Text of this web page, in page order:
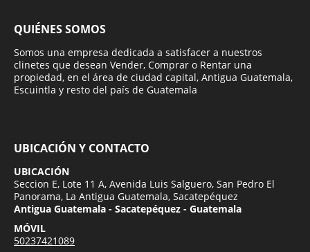
QUIÉNES SOMOS
Somos una empresa dedicada a satisfacer a nuestros
clinetes que desean Vender, Comprar o Rentar una
propiedad, en el área de ciudad capital, Antigua Guatemala,
Escuintla y resto del país de Guatemala
UBICACIÓN Y CONTACTO
UBICACIÓN
Seccion E, Lote 11 A, Avenida Luis Salguero, San Pedro El
Panorama, La Antigua Guatemala, Sacatepéquez
Antigua Guatemala - Sacatepéquez - Guatemala
MÓVIL
50237421089